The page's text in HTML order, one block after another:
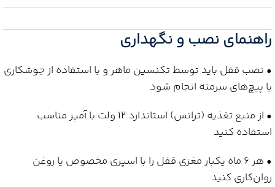
راهنمای نصب و نگهداری
• نصب قفل باید توسط تکنسین ماهر و با استفاده از جوشکاری
یا پیچ‌های سرمته انجام شود
• از منبع تغذیه (ترانس) استاندارد 12 ولت با آمپر مناسب
استفاده کنید
• هر 6 ماه یکبار مغزی قفل را با اسپری مخصوص یا روغن
روان‌کاری کنید